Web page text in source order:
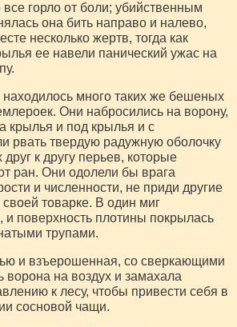
горло от боли; убийственным
она бить направо и налево,
несколько жертв, тогда как
ее навели панический ужас на
много таких же бешеных
Они набросились на ворону,
крылья и под крылья и с
рвать твердую радужную оболочку
к другу перьев, которые
ран. Они одолели бы врага
и численности, не приди другие
товарке. В один миг
и поверхность плотины покрылась
трупами.
и взъерошенная, со сверкающими
ворона на воздух и замахала
к лесу, чтобы привести себя в
сосновой чащи.